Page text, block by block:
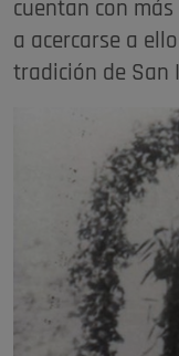
cuentan con
a acercarse a
tradición de San